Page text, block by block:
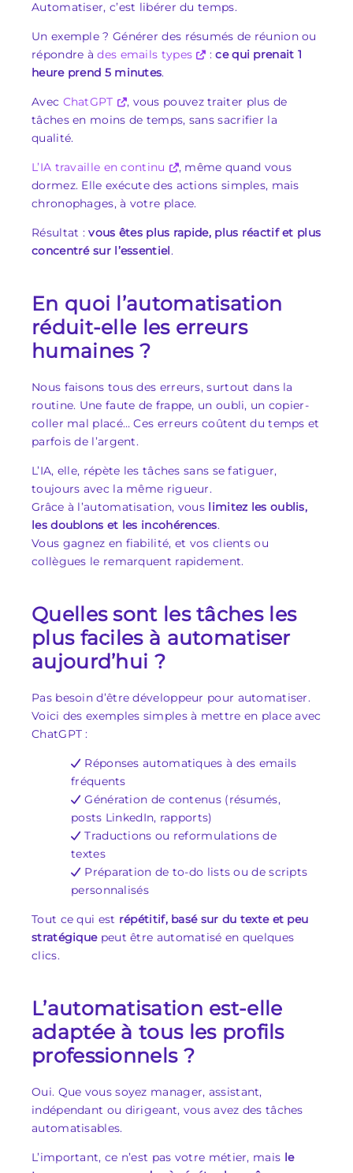
Automatiser, c’est libérer du temps.
Un exemple ? Générer des résumés de réunion ou
répondre àdes emails types :ce qui prenait 1
heure prend 5 minutes.
Avec ChatGPT
, vous pouvez traiter plus de
tâches en moins de temps, sans sacrifier la
qualité.
L’IA travaille en continu
, même quand vous
dormez. Elle exécute des actions simples, mais
chronophages, à votre place.
Résultat :vous êtes plus rapide, plus réactif et plus
concentré sur l’essentiel.
En quoi l’automatisation
réduit-elle les erreurs
humaines ?
Nous faisons tous des erreurs, surtout dans la
routine. Une faute de frappe, un oubli, un copier-
coller mal placé… Ces erreurs coûtent du temps et
parfois de l’argent.
L’IA, elle, répète les tâches sans se fatiguer,
toujours avec la même rigueur.
Grâce à l’automatisation, vous limitez les oublis,
les doublons et les incohérences.
Vous gagnez en fiabilité, et vos clients ou
collègues le remarquent rapidement.
Quelles sont les tâches les
plus faciles à automatiser
aujourd’hui ?
Pas besoin d’être développeur pour automatiser.
Voici des exemples simples à mettre en place avec
ChatGPT :
Réponses automatiques à des emails
fréquents
Génération de contenus (résumés,
posts LinkedIn, rapports)
Traductions ou reformulations de
textes
Préparation de to-do lists ou de scripts
personnalisés
Tout ce qui est répétitif, basé sur du texte et peu
stratégiquepeut être automatisé en quelques
clics.
L’automatisation est-elle
adaptée à tous les profils
professionnels ?
Oui. Que vous soyez manager, assistant,
indépendant ou dirigeant, vous avez des tâches
automatisables.
L’important, ce n’est pas votre métier, mais le